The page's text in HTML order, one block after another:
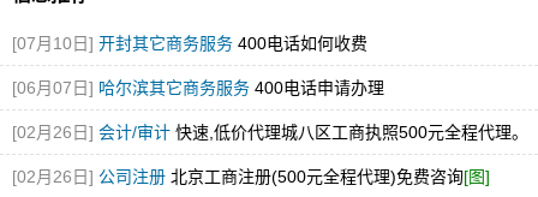
[07月10日] 开封其它商务服务 400电话如何收费
[06月07日] 哈尔滨其它商务服务 400电话申请办理
[02月26日] 会计/审计 快速,低价代理城八区工商执照500元全程代理。
[02月26日] 公司注册 北京工商注册(500元全程代理)免费咨询[图]